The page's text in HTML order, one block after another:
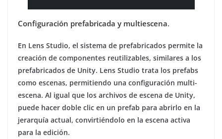
Configuración prefabricada y multiescena.
En Lens Studio, el sistema de prefabricados permite la
creación de componentes reutilizables, similares a los
prefabricados de Unity. Lens Studio trata los prefabs
como escenas, permitiendo una configuración multi-
escena. Al igual que los archivos de escena de Unity,
puede hacer doble clic en un prefab para abrirlo en la
jerarquía actual, convirtiéndolo en la escena activa
para la edición.